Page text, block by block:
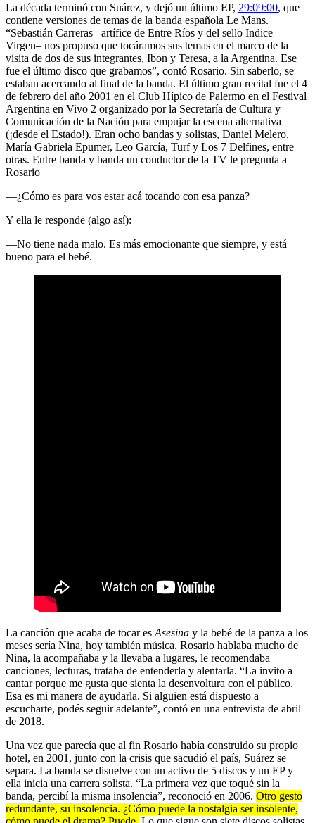
La década terminó con Suárez, y dejó un último EP, 29:09:00, que
contiene versiones de temas de la banda española Le Mans.
“Sebastián Carreras –artífice de Entre Ríos y del sello Indice
Virgen– nos propuso que tocáramos sus temas en el marco de la
visita de dos de sus integrantes, Ibon y Teresa, a la Argentina. Ese
fue el último disco que grabamos”, contó Rosario. Sin saberlo, se
estaban acercando al final de la banda. El último gran recital fue el 4
de febrero del año 2001 en el Club Hípico de Palermo en el Festival
Argentina en Vivo 2 organizado por la Secretaría de Cultura y
Comunicación de la Nación para empujar la escena alternativa
(¡desde el Estado!). Eran ocho bandas y solistas, Daniel Melero,
María Gabriela Epumer, Leo García, Turf y Los 7 Delfines, entre
otras. Entre banda y banda un conductor de la TV le pregunta a
Rosario
—¿Cómo es para vos estar acá tocando con esa panza?
Y ella le responde (algo así):
—No tiene nada malo. Es más emocionante que siempre, y está
bueno para el bebé.
La canción que acaba de tocar es Asesina y la bebé de la panza a los
meses sería Nina, hoy también música. Rosario hablaba mucho de
Nina, la acompañaba y la llevaba a lugares, le recomendaba
canciones, lecturas, trataba de entenderla y alentarla. “La invito a
cantar porque me gusta que sienta la desenvoltura con el público.
Esa es mi manera de ayudarla. Si alguien está dispuesto a
escucharte, podés seguir adelante”, contó en una entrevista de abril
de 2018.
Una vez que parecía que al fin Rosario había construido su propio
hotel, en 2001, junto con la crisis que sacudió el país, Suárez se
separa. La banda se disuelve con un activo de 5 discos y un EP y
ella inicia una carrera solista. “La primera vez que toqué sin la
banda, percibí la misma insolencia”, reconoció en 2006. Otro gesto
redundante, su insolencia. ¿Cómo puede la nostalgia ser insolente,